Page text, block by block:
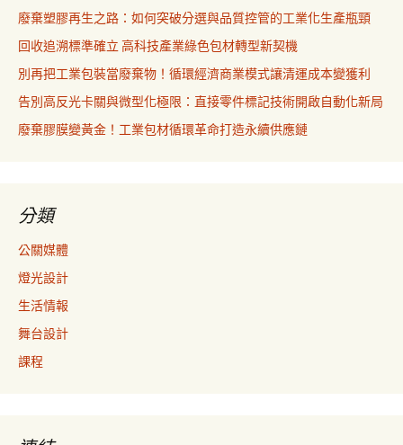
廢棄塑膠再生之路：如何突破分選與品質控管的工業化生產瓶頸
回收追溯標準確立 高科技產業綠色包材轉型新契機
別再把工業包裝當廢棄物！循環經濟商業模式讓清運成本變獲利
告別高反光卡關與微型化極限：直接零件標記技術開啟自動化新局
廢棄膠膜變黃金！工業包材循環革命打造永續供應鏈
分類
公關媒體
燈光設計
生活情報
舞台設計
課程